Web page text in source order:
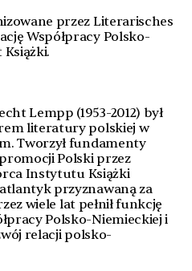
przez Literarisches
Współpracy Polsko-
Lempp (1953-2012) był
literatury polskiej w
Tworzył fundamenty
Polski przez
Instytutu Książki
przyznawaną za
wiele lat pełnił funkcję
Polsko-Niemieckiej i
relacji polsko-